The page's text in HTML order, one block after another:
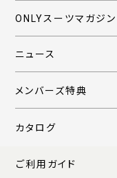
ONLYスーツマガジン
ニュース
メンバーズ特典
カタログ
ご利用ガイド